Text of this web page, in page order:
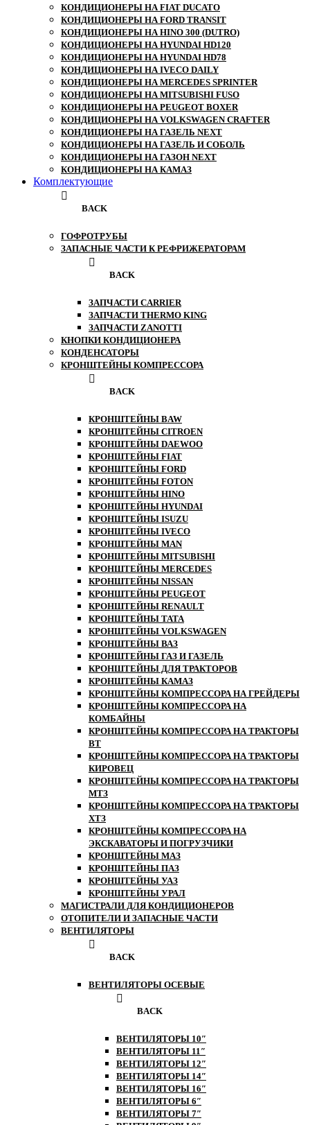
КОНДИЦИОНЕРЫ НА FIAT DUCATO
КОНДИЦИОНЕРЫ НА FORD TRANSIT
КОНДИЦИОНЕРЫ НА HINO 300 (DUTRO)
КОНДИЦИОНЕРЫ НА HYUNDAI HD120
КОНДИЦИОНЕРЫ НА HYUNDAI HD78
КОНДИЦИОНЕРЫ НА IVECO DAILY
КОНДИЦИОНЕРЫ НА MERCEDES SPRINTER
КОНДИЦИОНЕРЫ НА MITSUBISHI FUSO
КОНДИЦИОНЕРЫ НА PEUGEOT BOXER
КОНДИЦИОНЕРЫ НА VOLKSWAGEN CRAFTER
КОНДИЦИОНЕРЫ НА ГАЗЕЛЬ NEXT
КОНДИЦИОНЕРЫ НА ГАЗЕЛЬ И СОБОЛЬ
КОНДИЦИОНЕРЫ НА ГАЗОН NEXT
КОНДИЦИОНЕРЫ НА КАМАЗ
Комплектующие
BACK
ГОФРОТРУБЫ
ЗАПАСНЫЕ ЧАСТИ К РЕФРИЖЕРАТОРАМ
BACK
ЗАПЧАСТИ CARRIER
ЗАПЧАСТИ THERMO KING
ЗАПЧАСТИ ZANOTTI
КНОПКИ КОНДИЦИОНЕРА
КОНДЕНСАТОРЫ
КРОНШТЕЙНЫ КОМПРЕССОРА
BACK
КРОНШТЕЙНЫ BAW
КРОНШТЕЙНЫ CITROEN
КРОНШТЕЙНЫ DAEWOO
КРОНШТЕЙНЫ FIAT
КРОНШТЕЙНЫ FORD
КРОНШТЕЙНЫ FOTON
КРОНШТЕЙНЫ HINO
КРОНШТЕЙНЫ HYUNDAI
КРОНШТЕЙНЫ ISUZU
КРОНШТЕЙНЫ IVECO
КРОНШТЕЙНЫ MAN
КРОНШТЕЙНЫ MITSUBISHI
КРОНШТЕЙНЫ MЕRCEDES
КРОНШТЕЙНЫ NISSAN
КРОНШТЕЙНЫ PEUGEOT
КРОНШТЕЙНЫ RENAULT
КРОНШТЕЙНЫ TATA
КРОНШТЕЙНЫ VOLKSWAGEN
КРОНШТЕЙНЫ ВАЗ
КРОНШТЕЙНЫ ГАЗ И ГАЗЕЛЬ
КРОНШТЕЙНЫ ДЛЯ ТРАКТОРОВ
КРОНШТЕЙНЫ КАМАЗ
КРОНШТЕЙНЫ КОМПРЕССОРА НА ГРЕЙДЕРЫ
КРОНШТЕЙНЫ КОМПРЕССОРА НА
КОМБАЙНЫ
КРОНШТЕЙНЫ КОМПРЕССОРА НА ТРАКТОРЫ
ВТ
КРОНШТЕЙНЫ КОМПРЕССОРА НА ТРАКТОРЫ
КИРОВЕЦ
КРОНШТЕЙНЫ КОМПРЕССОРА НА ТРАКТОРЫ
МТЗ
КРОНШТЕЙНЫ КОМПРЕССОРА НА ТРАКТОРЫ
ХТЗ
КРОНШТЕЙНЫ КОМПРЕССОРА НА
ЭКСКАВАТОРЫ И ПОГРУЗЧИКИ
КРОНШТЕЙНЫ МАЗ
КРОНШТЕЙНЫ ПАЗ
КРОНШТЕЙНЫ УАЗ
КРОНШТЕЙНЫ УРАЛ
МАГИСТРАЛИ ДЛЯ КОНДИЦИОНЕРОВ
ОТОПИТЕЛИ И ЗАПАСНЫЕ ЧАСТИ
ВЕНТИЛЯТОРЫ
BACK
ВЕНТИЛЯТОРЫ ОСЕВЫЕ
BACK
ВЕНТИЛЯТОРЫ 10″
ВЕНТИЛЯТОРЫ 11″
ВЕНТИЛЯТОРЫ 12″
ВЕНТИЛЯТОРЫ 14″
ВЕНТИЛЯТОРЫ 16″
ВЕНТИЛЯТОРЫ 6″
ВЕНТИЛЯТОРЫ 7″